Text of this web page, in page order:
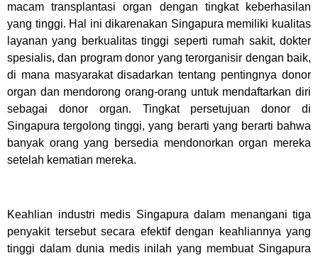
macam transplantasi organ dengan tingkat keberhasilan
yang tinggi. Hal ini dikarenakan Singapura memiliki kualitas
layanan yang berkualitas tinggi seperti rumah sakit, dokter
spesialis, dan program donor yang terorganisir dengan baik,
di mana masyarakat disadarkan tentang pentingnya donor
organ dan mendorong orang-orang untuk mendaftarkan diri
sebagai donor organ. Tingkat persetujuan donor di
Singapura tergolong tinggi, yang berarti yang berarti bahwa
banyak orang yang bersedia mendonorkan organ mereka
setelah kematian mereka.
Keahlian industri medis Singapura dalam menangani tiga
penyakit tersebut secara efektif dengan keahliannya yang
tinggi dalam dunia medis inilah yang membuat Singapura